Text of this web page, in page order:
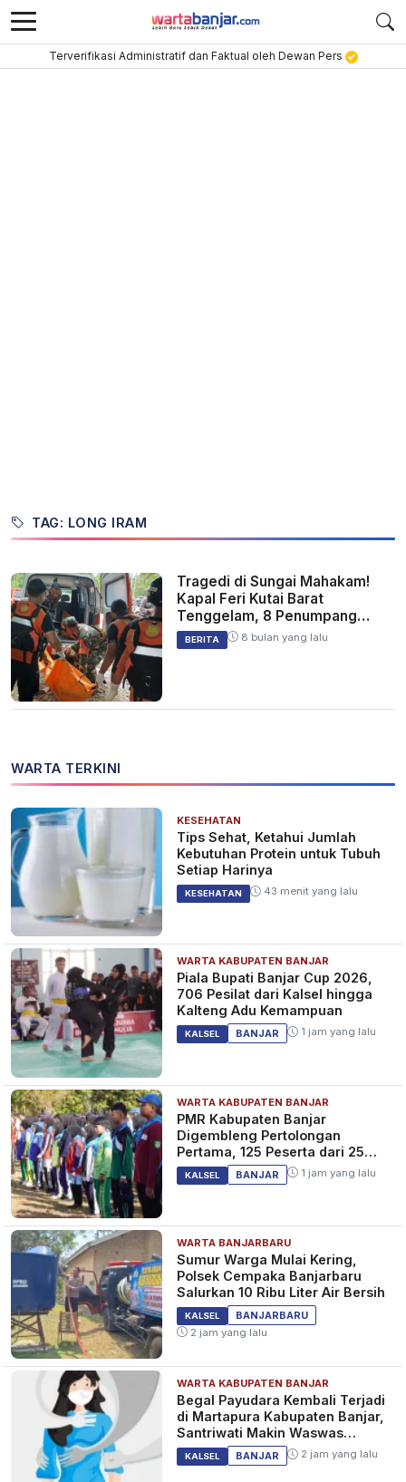
Terverifikasi Administratif dan Faktual oleh Dewan Pers
TAG: LONG IRAM
Tragedi di Sungai Mahakam!
Kapal Feri Kutai Barat
Tenggelam, 8 Penumpang
Tewas!
BERITA 8 bulan yang lalu
WARTA TERKINI
KESEHATAN
Tips Sehat, Ketahui Jumlah
Kebutuhan Protein untuk Tubuh
Setiap Harinya
KESEHATAN 43 menit yang lalu
WARTA KABUPATEN BANJAR
Piala Bupati Banjar Cup 2026,
706 Pesilat dari Kalsel hingga
Kalteng Adu Kemampuan
KALSEL BANJAR 1 jam yang lalu
WARTA KABUPATEN BANJAR
PMR Kabupaten Banjar
Digembleng Pertolongan
Pertama, 125 Peserta dari 25
Sekolah
KALSEL BANJAR 1 jam yang lalu
WARTA BANJARBARU
Sumur Warga Mulai Kering,
Polsek Cempaka Banjarbaru
Salurkan 10 Ribu Liter Air Bersih
KALSEL
BANJARBARU
2 jam yang lalu
WARTA KABUPATEN BANJAR
Begal Payudara Kembali Terjadi
di Martapura Kabupaten Banjar,
Santriwati Makin Waswas
Melintas
KALSEL BANJAR 2 jam yang lalu